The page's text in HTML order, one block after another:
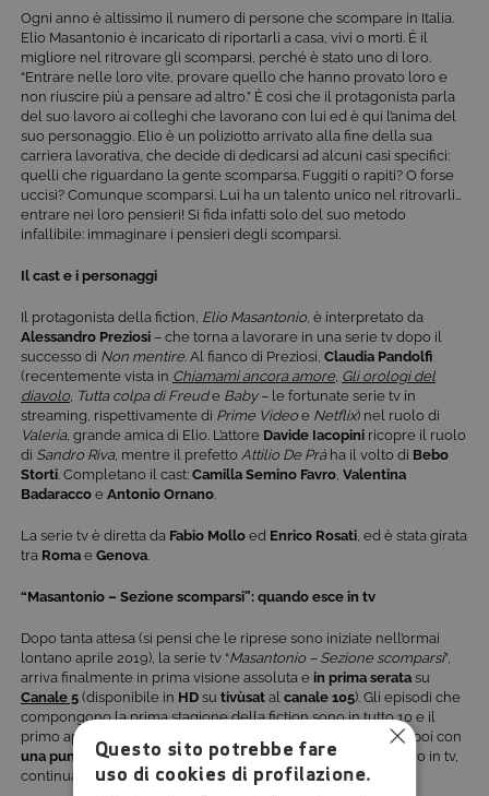
Ogni anno è altissimo il numero di persone che scompare in Italia.
Elio Masantonio è incaricato di riportarli a casa, vivi o morti. È il
migliore nel ritrovare gli scomparsi, perché è stato uno di loro.
“Entrare nelle loro vite, provare quello che hanno provato loro e
non riuscire più a pensare ad altro.” È così che il protagonista parla
del suo lavoro ai colleghi che lavorano con lui ed è qui l’anima del
suo personaggio. Elio è un poliziotto arrivato alla fine della sua
carriera lavorativa, che decide di dedicarsi ad alcuni casi specifici:
quelli che riguardano la gente scomparsa. Fuggiti o rapiti? O forse
uccisi? Comunque scomparsi. Lui ha un talento unico nel ritrovarli…
entrare nei loro pensieri! Si fida infatti solo del suo metodo
infallibile: immaginare i pensieri degli scomparsi.
Il cast e i personaggi
Il protagonista della fiction, Elio Masantonio , è interpretato da
Alessandro Preziosi – che torna a lavorare in una serie tv dopo il
successo di Non mentire . Al fianco di Preziosi, Claudia Pandolfi
(recentemente vista in Chiamami ancora amore Gli orologi del
diavolo Tutta colpa di Freude Baby– le fortunate serie tv in
streaming, rispettivamente di Prime Video e Netflix) nel ruolo di
Valeria, grande amica di Elio. L’attore Davide Iacopini ricopre il ruolo
di Sandro Riva, mentre il prefetto Attilio De Pràha il volto di Bebo
Storti . Completano il cast: Camilla Semino Favro Valentina
Badaracco e Antonio Ornano
La serie tv è diretta da Fabio Mollo ed Enrico Rosati , ed è stata girata
tra Roma e Genova
“Masantonio – Sezione scomparsi”: quando esce in tv
Dopo tanta attesa (si pensi che le riprese sono iniziate nell’ormai
lontano aprile 2019), la serie tv “Masantonio – Sezione scomparsi”,
arriva finalmente in prima visione assoluta e in prima serata su
Canale 5 (disponibile in HD su tivùsat al canale 105). Gli episodi che
compongono la prima stagione della fiction sono in tutto 10 e il
primo appuntamento è fissato per il
. Si prosegue poi con
una puntata ogni venerdì. Per scoprire tutte le novità in arrivo in tv,
continuate a seguire gli aggiornamenti diTivù La Guida
Questo sito potrebbe fare
uso di cookies di profilazione.